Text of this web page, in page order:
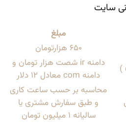
سایت
مبلغ
650 هزارتومان
دامنه ir شصت هزار تومان و
دامنه com معادل 12 دلار
محاسبه بر حسب ساعت کاری
و طبق سفارش مشتری یا
سالیانه 1 میلیون تومان